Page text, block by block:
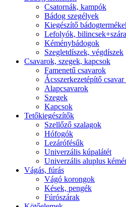
Csatornák, kampók
Bádog szegélyek
Kiegészítő
Lefolyók,
Kéménybádogok
Szegletdíszek, végdíszek
Csavarok, szegek, kapcsok
Famenetű csavarok
Ácsszerkezetépítő
Alapcsavarok
Szegek
Kapcsok
Tetőkiegészítők
Szellőző szalagok
Hófogók
Lezárófésűk
Univerzális kúpalátét
Univerzális aluplus
Vágás, fúrás
Vágó korongok
Kések, pengék
Fúrószárak